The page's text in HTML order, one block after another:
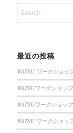
最近の投稿
WATSU ワークショ
WATSUワークショッ
WATSUワークショッ
WATSU ワークショッ